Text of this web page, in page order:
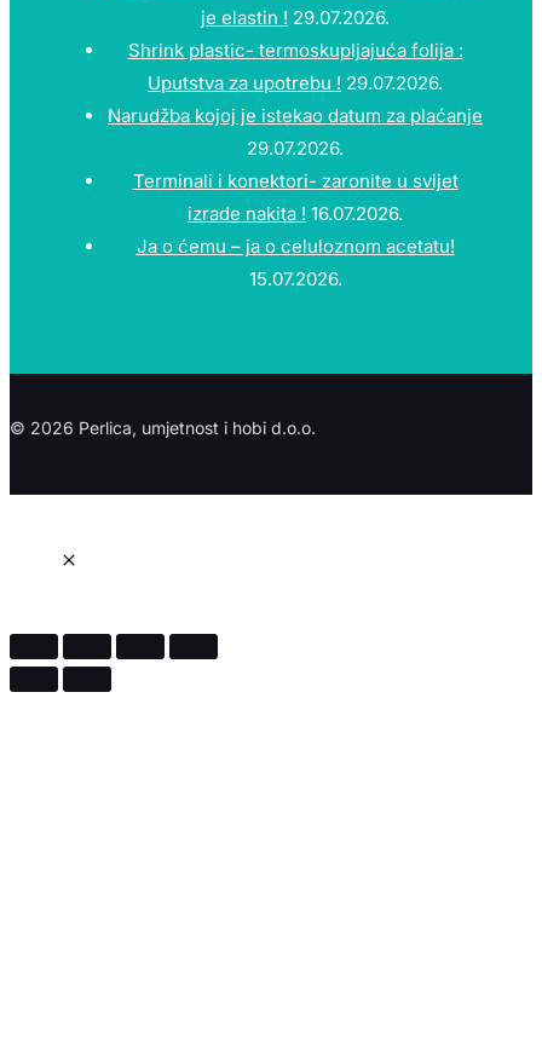
je elastin ! 29.07.2026.
Shrink plastic- termoskupljajuća folija :
Uputstva za upotrebu ! 29.07.2026.
Narudžba kojoj je istekao datum za plaćanje
29.07.2026.
Terminali i konektori- zaronite u svijet
izrade nakita ! 16.07.2026.
Ja o ćemu – ja o celuloznom acetatu!
15.07.2026.
© 2026 Perlica, umjetnost i hobi d.o.o.